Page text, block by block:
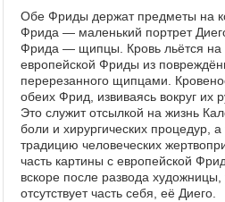
Обе Фриды держат предметы на
Фрида — маленький портрет
Фрида — щипцы. Кровь льётся на
европейской Фриды из
перерезанного щипцами.
обеих Фрид, извиваясь вокруг их
Это служит отсылкой на жизнь
боли и хирургических процедур, а
традицию человеческих
часть картины с европейской
вскоре после развода
отсутствует часть себя, её Диего.